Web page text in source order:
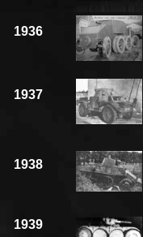
1936
1937
1938
1939